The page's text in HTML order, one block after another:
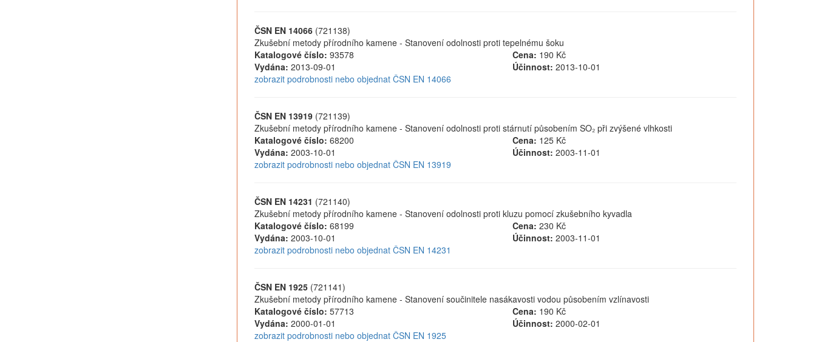
ČSN EN 14066(721138)
Zkušební metody přírodního kamene - Stanovení odolnosti proti tepelnému šoku
Katalogové číslo: 93578 Cena: 190 Kč
Vydána: 2013-09-01 Účinnost: 2013-10-01
zobrazit podrobnosti nebo objednat ČSN EN 14066
ČSN EN 13919(721139)
Zkušební metody přírodního kamene - Stanovení odolnosti proti stárnutí působením SO₂ při zvýšené vlhkosti
Katalogové číslo: 68200 Cena: 125 Kč
Vydána: 2003-10-01 Účinnost: 2003-11-01
zobrazit podrobnosti nebo objednat ČSN EN 13919
ČSN EN 14231 (721140)
Zkušební metody přírodního kamene - Stanovení odolnosti proti kluzu pomocí zkušebního kyvadla
Katalogové číslo: 68199 Cena: 230 Kč
Vydána: 2003-10-01 Účinnost: 2003-11-01
zobrazit podrobnosti nebo objednat ČSN EN 14231
ČSN EN 1925(721141)
Zkušební metody přírodního kamene - Stanovení součinitele nasákavosti vodou působením vzlínavosti
Katalogové číslo: 57713 Cena: 190 Kč
Vydána: 2000-01-01 Účinnost: 2000-02-01
zobrazit podrobnosti nebo objednat ČSN EN 1925